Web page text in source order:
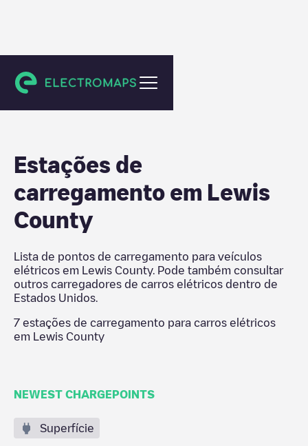
Estados Unidos
Estações de
carregamento em Lewis
County
Lista de pontos de carregamento para veículos
elétricos em
Lewis County. Pode também consultar
outros carregadores de carros elétricos dentro de
Estados Unidos
7 estações de carregamento para carros elétricos
em
Lewis County
NEWEST CHARGEPOINTS
Superfície